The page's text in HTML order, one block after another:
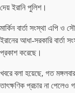
দেয় ইরানি পুলিশ।
মার্কিন বার্তা সংস্থা এপি
ইরানের আধা-সরকারি বার্তা
প্রকাশ করেছে।
খবরে বলা হয়েছে, গত
তাৎক্ষণিক প্রচার না